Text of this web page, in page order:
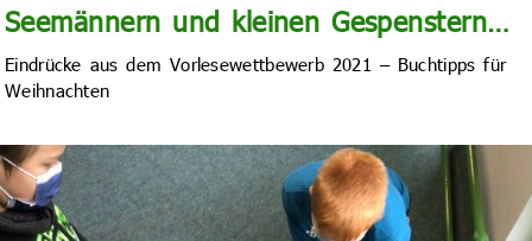
Seemännern und kleinen Gespenstern…
Eindrücke aus dem Vorlesewettbewerb 2021 – Buchtipps für
Weihnachten